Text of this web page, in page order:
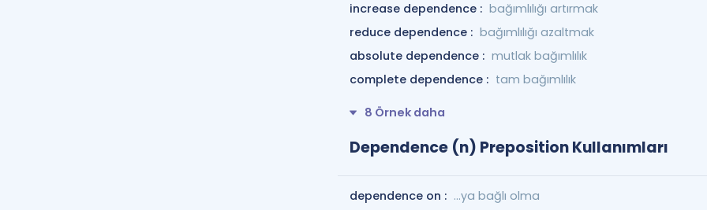
increase dependence : bağımlılığı artırmak
reduce dependence : bağımlılığı azaltmak
absolute dependence : mutlak bağımlılık
complete dependence : tam bağımlılık
8 Örnek daha
Dependence (n) Preposition Kullanımları
dependence on : …ya bağlı olma